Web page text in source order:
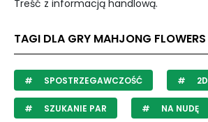
Treść z informacją handlową.
TAGI DLA GRY MAHJONG FLOWERS
SPOSTRZEGAWCZOŚĆ 2D
SZUKANIE PAR NA NUDĘ